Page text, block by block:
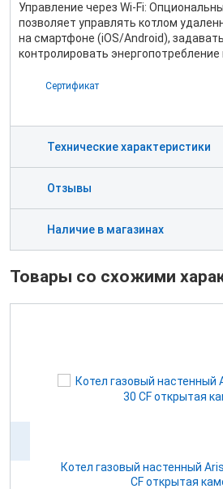
Управление через Wi-Fi:
позволяет управлять котлом
на смартфоне (iOS/Android),
контролировать энергопотребление
Сертификат
Технические характеристики
Отзывы
Наличие в магазинах
Товары со схожими
Котел газовый настенный
CF открытая